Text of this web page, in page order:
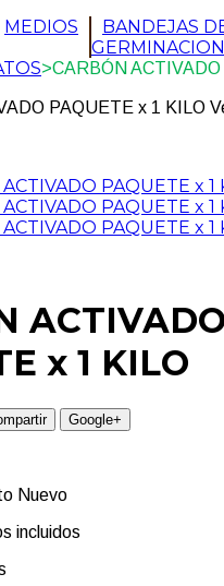
MEDIOS
BANDEJAS
GERMINACION
>CARBÓN
ACTIVADO
x 1 KILO
Google+
Nuevo
incluidos